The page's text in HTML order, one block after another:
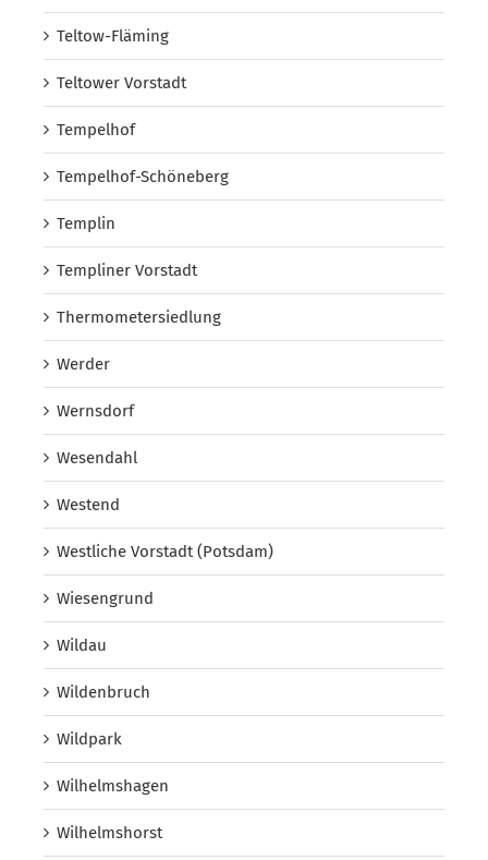
Teltow-Fläming
Teltower Vorstadt
Tempelhof
Tempelhof-Schöneberg
Templin
Templiner Vorstadt
Thermometersiedlung
Werder
Wernsdorf
Wesendahl
Westend
Westliche Vorstadt (Potsdam)
Wiesengrund
Wildau
Wildenbruch
Wildpark
Wilhelmshagen
Wilhelmshorst